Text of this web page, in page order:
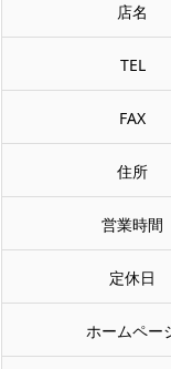
店名
TEL
FAX
住所
営業時間
定休日
ホームペー